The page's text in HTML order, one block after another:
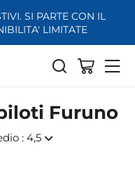
SI PARTE CON IL
LIMITATE
Furuno
: 4,5